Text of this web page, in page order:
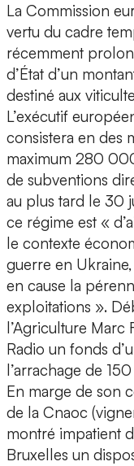
La Commission
vertu du cadre
récemment
d’État d’un
destiné aux
L’exécutif
consistera en des
maximum 280
de subventions
au plus tard le 30
ce régime est «
le contexte
guerre en
en cause la
exploitations ».
l’Agriculture Marc
Radio un fonds
l’arrachage de
En marge de son
de la Cnaoc
montré impatient
Bruxelles un